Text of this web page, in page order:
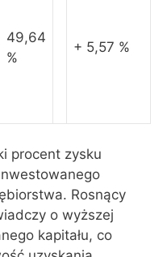
49,64
%
+ 5,57 %
procent zysku
Rosnący
o wyższej
kapitału, co